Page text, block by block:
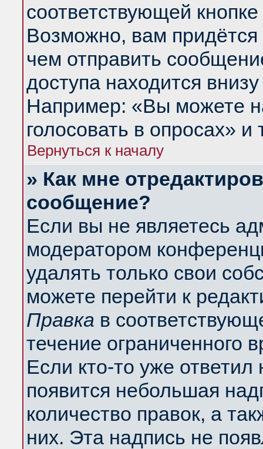
соответствующей
Возможно, вам придётся
чем отправить
доступа находится
Например: «Вы можете
голосовать в опросах» и
Вернуться к началу
» Как мне
сообщение?
Если вы не являетесь
модератором
удалять только свои
можете перейти к
Правка в
течение ограниченного
Если кто-то уже
появится небольшая
количество правок, а
них. Эта надпись не